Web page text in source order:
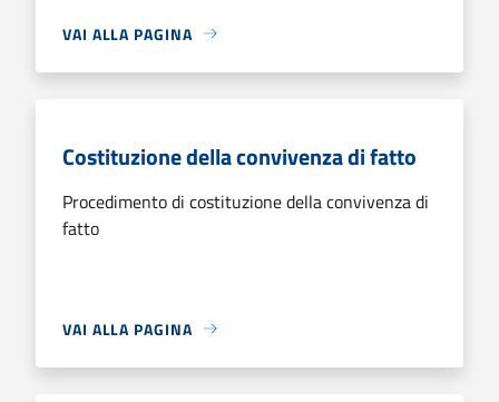
VAI ALLA PAGINA
Costituzione della convivenza di fatto
Procedimento di costituzione della convivenza di
fatto
VAI ALLA PAGINA